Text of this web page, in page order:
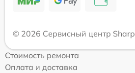
© 2026 Сервисный центр Sharp
Стоимость ремонта
Оплата и доставка